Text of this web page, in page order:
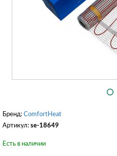
Бренд: ComfortHeat
Артикул: se-18649
Есть в наличии